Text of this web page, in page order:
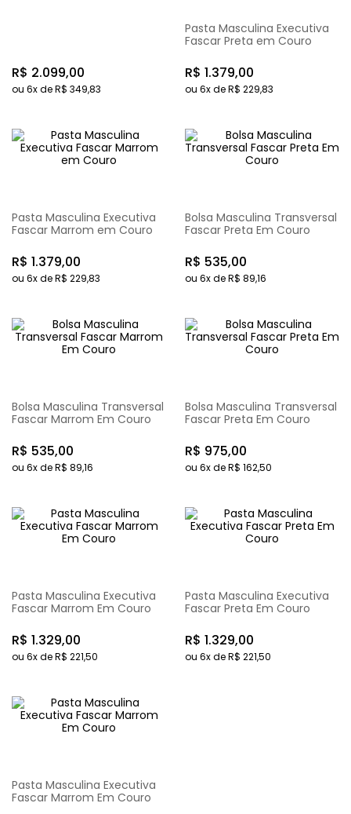
R$ 2.099,00
ou 6x deR$ 349,83
Pasta Masculina Executiva
Fascar Preta em Couro
R$ 1.379,00
ou 6x deR$ 229,83
Pasta Masculina Executiva
Fascar Marrom em Couro
R$ 1.379,00
ou 6x deR$ 229,83
Bolsa Masculina Transversal
Fascar Preta Em Couro
R$ 535,00
ou 6x deR$ 89,16
Bolsa Masculina Transversal
Fascar Marrom Em Couro
R$ 535,00
ou 6x deR$ 89,16
Bolsa Masculina Transversal
Fascar Preta Em Couro
R$ 975,00
ou 6x deR$ 162,50
Pasta Masculina Executiva
Fascar Marrom Em Couro
R$ 1.329,00
ou 6x deR$ 221,50
Pasta Masculina Executiva
Fascar Preta Em Couro
R$ 1.329,00
ou 6x deR$ 221,50
Pasta Masculina Executiva
Fascar Marrom Em Couro